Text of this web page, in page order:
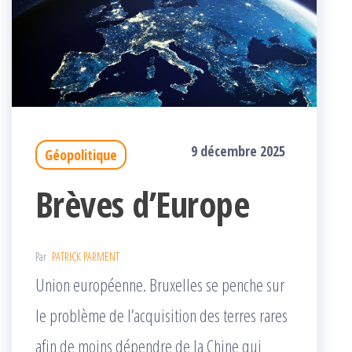
Géopolitique 9 décembre 2025
Brèves d’Europe
Par PATRICK PARMENT
Union européenne. Bruxelles se penche sur
le problème de l’acquisition des terres rares
afin de moins dépendre de la Chine qui